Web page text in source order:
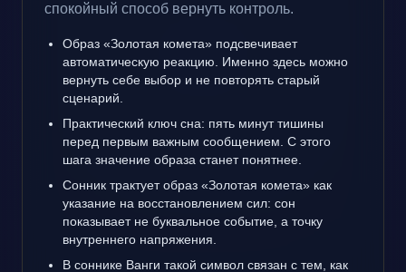
спокойный способ вернуть контроль.
Образ «Золотая комета» подсвечивает
автоматическую реакцию. Именно здесь можно
вернуть себе выбор и не повторять старый
сценарий.
Практический ключ сна: пять минут тишины
перед первым важным сообщением. С этого
шага значение образа станет понятнее.
Сонник трактует образ «Золотая комета» как
указание на восстановлением сил: сон
показывает не буквальное событие, а точку
внутреннего напряжения.
В соннике Ванги такой символ связан с тем, как